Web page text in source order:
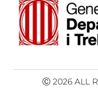
Ⓒ 2026 ALL